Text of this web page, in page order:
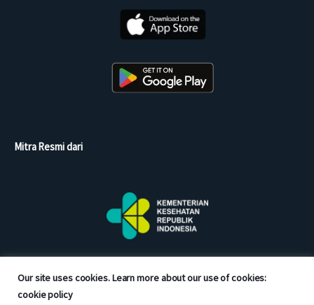
Our site uses cookies. Learn more about our use of cookies:
cookie policy
Mitra Resmi dari